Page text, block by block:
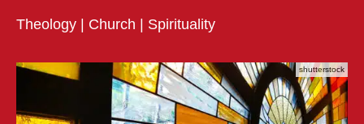
Theology | Church | Spirituality
shutterstock